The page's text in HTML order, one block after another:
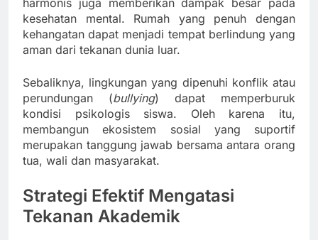
kesehatan mental. Rumah yang penuh dengan
kehangatan dapat menjadi tempat berlindung yang
aman dari tekanan dunia luar.
Sebaliknya, lingkungan yang dipenuhi konflik atau
perundungan (bullying) dapat memperburuk
kondisi psikologis siswa. Oleh karena itu,
membangun ekosistem sosial yang suportif
merupakan tanggung jawab bersama antara orang
tua, wali dan masyarakat.
Strategi Efektif Mengatasi
Tekanan Akademik